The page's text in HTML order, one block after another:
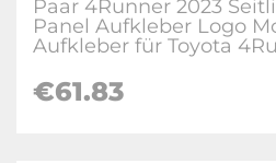
Paar 4Runner 2023
Panel Aufkleber Logo
Aufkleber für Toyota
€61.83